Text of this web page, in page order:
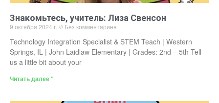
Знакомьтесь, учитель: Лиза Свенсон
9 октября 2024 г. Без комментариев
Technology Integration Specialist & STEM Teach | Western
Springs, IL | John Laidlaw Elementary | Grades: 2nd – 5th Tell
us a little bit about your
Читать далее "